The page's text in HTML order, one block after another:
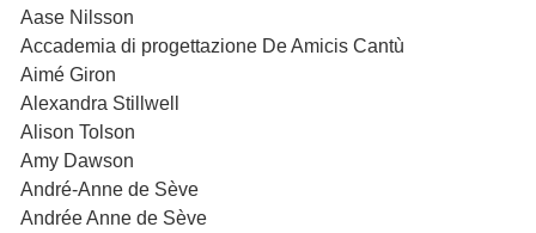
Aase Nilsson
Accademia di progettazione De Amicis Cantù
Aimé Giron
Alexandra Stillwell
Alison Tolson
Amy Dawson
André-Anne de Sève
Andrée Anne de Sève